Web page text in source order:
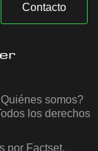
Contacto
somos?
los derechos
por Factset,